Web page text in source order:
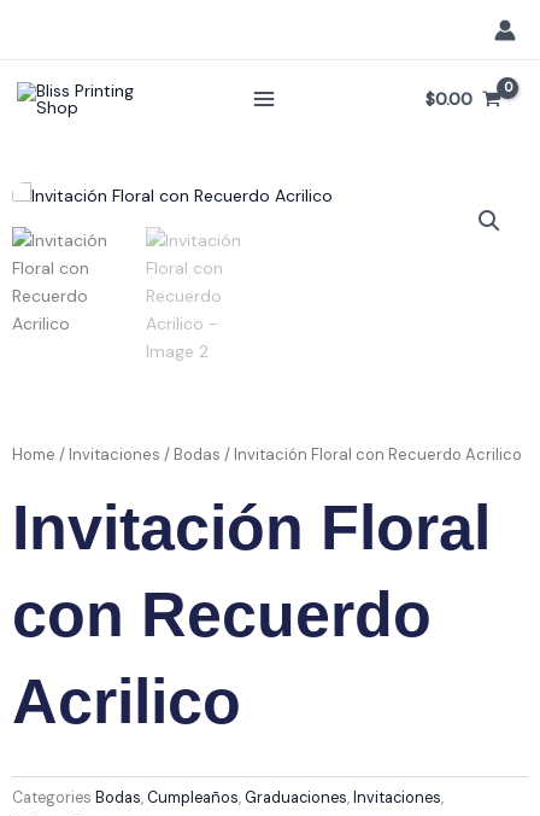
$0.00
Home / Invitaciones / Bodas / Invitación Floral con Recuerdo Acrilico
Invitación Floral
con Recuerdo
Acrilico
Categories Bodas, Cumpleaños, Graduaciones, Invitaciones,